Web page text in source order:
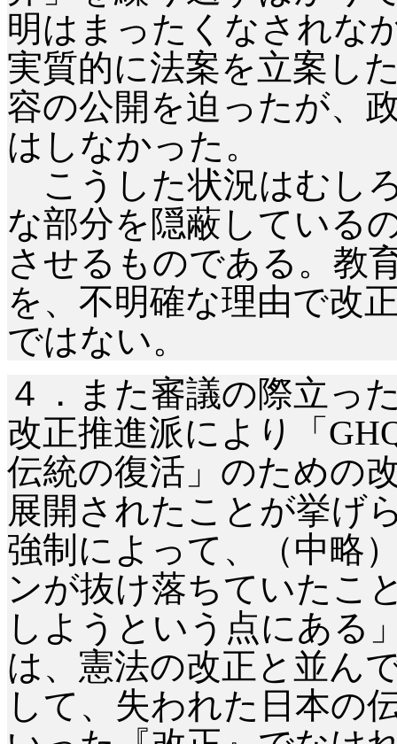
明はまったくなされな
実質的に法案を立案し
容の公開を迫ったが、
はしなかった。
こうした状況はむし
な部分を隠蔽している
させるものである。教
を、不明確な理由で改
ではない。
４．また審議の際立っ
改正推進派により「
伝統の復活」のための
展開されたことが挙げ
強制によって、（中略
ンが抜け落ちていたこ
しようという点にある
は、憲法の改正と並ん
して、失われた日本の